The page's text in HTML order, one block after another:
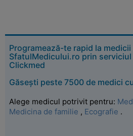
Programează-te rapid la
SfatulMedicului.ro prin
Clickmed
Găsești peste 7500 de medici
Alege medicul potrivit pentru:
Medicina de familie , Ecografie .